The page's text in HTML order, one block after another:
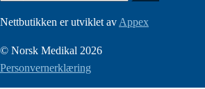
Nettbutikken er utviklet av Appex
© Norsk Medikal 2026
Personvernerklæring